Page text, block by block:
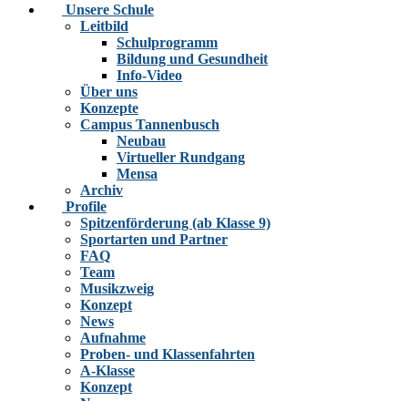
Unsere Schule
Leitbild
Schulprogramm
Bildung und Gesundheit
Info-Video
Über uns
Konzepte
Campus Tannenbusch
Neubau
Virtueller Rundgang
Mensa
Archiv
Profile
Spitzenförderung (ab Klasse 9)
Sportarten und Partner
FAQ
Team
Musikzweig
Konzept
News
Aufnahme
Proben- und Klassenfahrten
A-Klasse
Konzept